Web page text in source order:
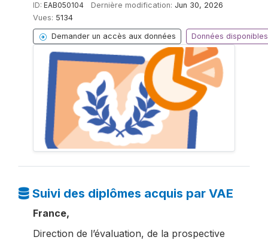
ID: EAB050104 Dernière modification: Jun 30, 2026
Vues: 5134
Demander un accès aux données Données disponibles
Suivi des diplômes acquis par VAE
France,
Direction de l’évaluation, de la prospective